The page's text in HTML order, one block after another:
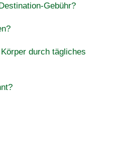
Gebühr?
durch tägliches